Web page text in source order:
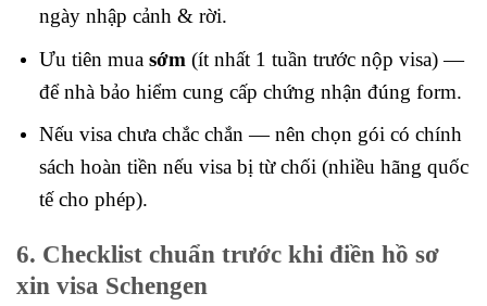
ngày nhập cảnh & rời.
Ưu tiên mua sớm (ít nhất 1 tuần trước nộp visa) —
để nhà bảo hiểm cung cấp chứng nhận đúng form.
Nếu visa chưa chắc chắn — nên chọn gói có chính
sách hoàn tiền nếu visa bị từ chối (nhiều hãng quốc
tế cho phép).
6. Checklist chuẩn trước khi điền hồ sơ
xin visa Schengen